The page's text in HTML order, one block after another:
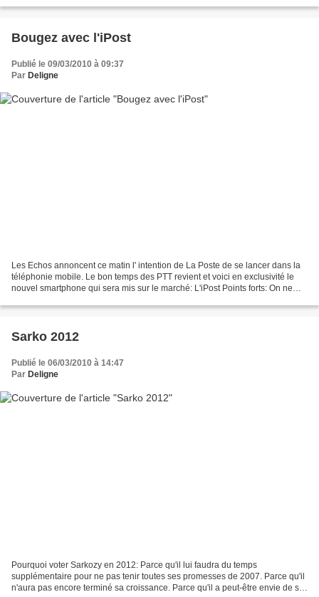
Bougez avec l'iPost
Publié le 09/03/2010 à 09:37
Par Deligne
Les Echos annoncent ce matin l' intention de La Poste de se lancer dans la
téléphonie mobile. Le bon temps des PTT revient et voici en exclusivité le
nouvel smartphone qui sera mis sur le marché: L'iPost Points forts: On ne
Sarko 2012
Publié le 06/03/2010 à 14:47
Par Deligne
Pourquoi voter Sarkozy en 2012: Parce qu'il lui faudra du temps
supplémentaire pour ne pas tenir toutes ses promesses de 2007. Parce qu'il
n'aura pas encore terminé sa croissance. Parce qu'il a peut-être envie de se